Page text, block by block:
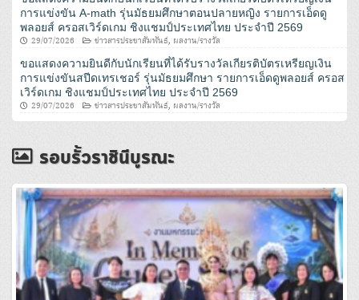
การแข่งขัน A-math รุ่นมัธยมศึกษาตอนปลายหญิง รายการเอ็ดดู
พลอยส์ ครอสเวิร์ดเกม ชิงแชมป์ประเทศไทย ประจําปี 2569
29/07/2026
ข่าวสารประชาสัมพันธ์, ผลงาน/รางวัล
ขอแสดงความยินดีกับนักเรียนที่ได้รับรางวัลเกียรติบัตรเหรียญเงิน
การแข่งขันสปีดเทรเชอร์ รุ่นมัธยมศึกษา รายการเอ็ดดูพลอยส์ ครอส
เวิร์ดเกม ชิงแชมป์ประเทศไทย ประจําปี 2569
29/07/2026
ข่าวสารประชาสัมพันธ์, ผลงาน/รางวัล
รอบรั้วราชินีบูรณะ